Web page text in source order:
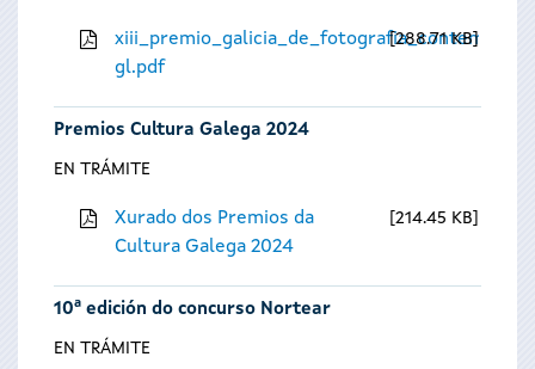
gl.pdf
288.71 KB
Premios Cultura Galega 2024
EN TRÁMITE
Xurado dos Premios da
Cultura Galega 2024
214.45 KB
10ª edición do concurso Nortear
EN TRÁMITE